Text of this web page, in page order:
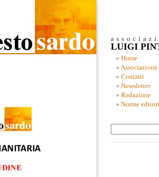
LUIGI
Home
Associazione
Contatti
Newsletter
Redazione
Norme